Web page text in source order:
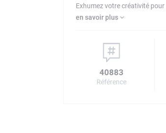
Exhumez votre créativité
en savoir plus
40883
Référence